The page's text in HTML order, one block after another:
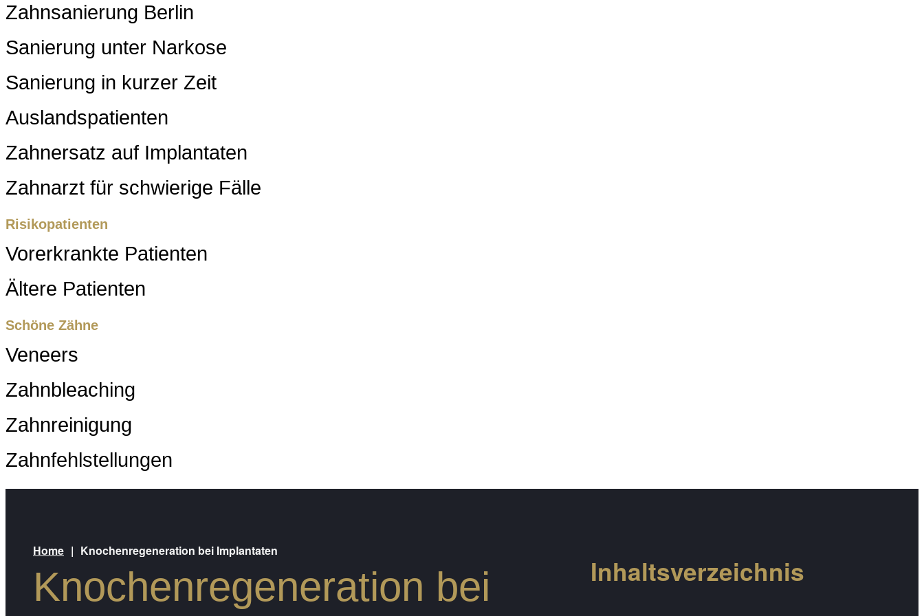
Zahnsanierung Berlin
Sanierung unter Narkose
Sanierung in kurzer Zeit
Auslandspatienten
Zahnersatz auf Implantaten
Zahnarzt für schwierige Fälle
Risikopatienten
Vorerkrankte Patienten
Ältere Patienten
Schöne Zähne
Veneers
Zahnbleaching
Zahnreinigung
Zahnfehlstellungen
Home | Knochenregeneration bei Implantaten
Inhaltsverzeichnis
Knochenregeneration bei